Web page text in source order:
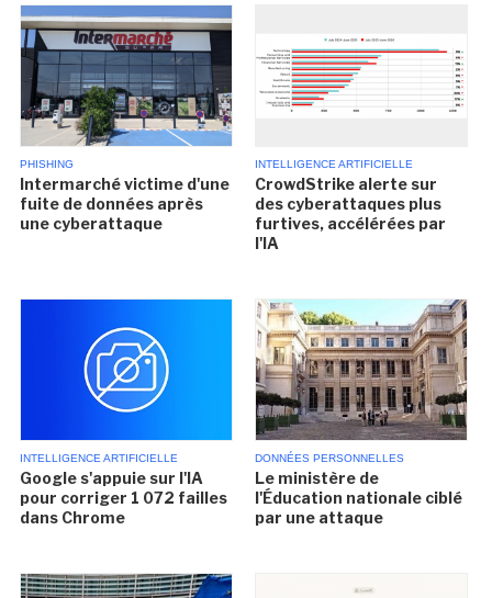
PHISHING
Intermarché victime d'une
fuite de données après
une cyberattaque
INTELLIGENCE ARTIFICIELLE
CrowdStrike alerte sur
des cyberattaques plus
furtives, accélérées par
l'IA
INTELLIGENCE ARTIFICIELLE
Google s'appuie sur l'IA
pour corriger 1 072 failles
dans Chrome
DONNÉES PERSONNELLES
Le ministère de
l'Éducation nationale ciblé
par une attaque